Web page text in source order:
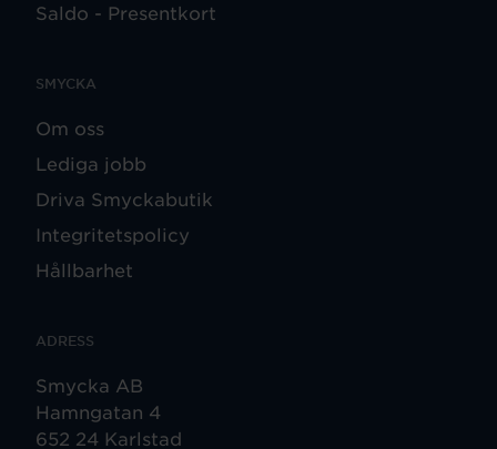
Saldo - Presentkort
SMYCKA
Om oss
Lediga jobb
Driva Smyckabutik
Integritetspolicy
Hållbarhet
ADRESS
Smycka AB
Hamngatan 4
652 24 Karlstad